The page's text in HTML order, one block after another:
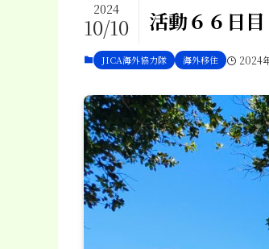
活動６６日
2024
10/10
JICA海外協力隊 海外移住 2024